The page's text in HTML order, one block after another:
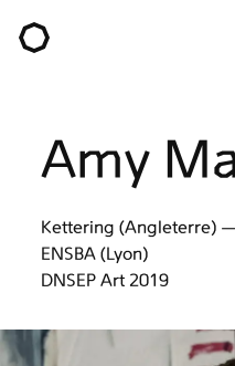
Amy
Kettering (Angleterre)
ENSBA (Lyon)
DNSEP Art 2019